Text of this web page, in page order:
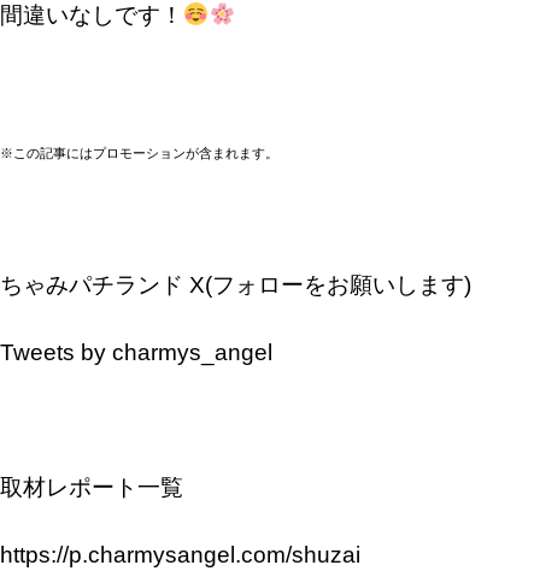
間違いなしです！
※この記事にはプロモーションが含まれます。
ちゃみパチランド X(フォローをお願いします)
Tweets by charmys_angel
取材レポート一覧
https://p.charmysangel.com/shuzai